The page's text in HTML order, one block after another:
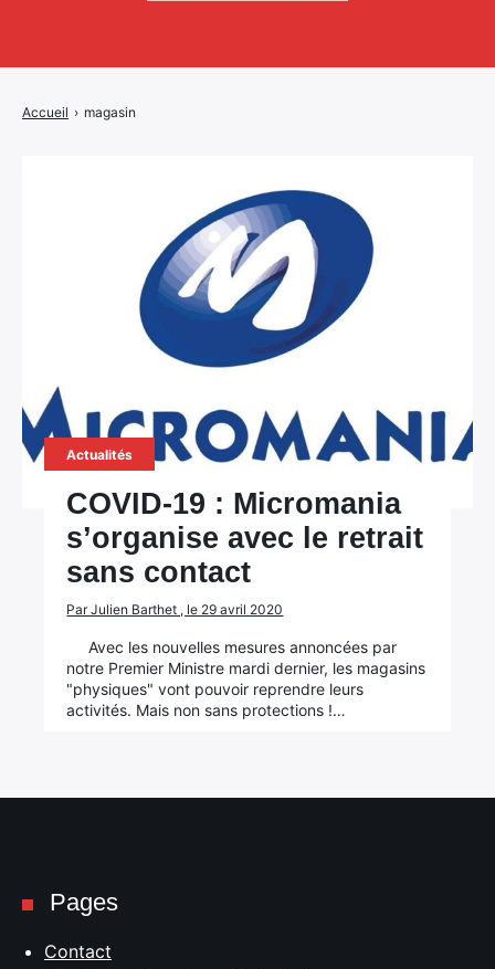
Accueil › magasin
Actualités
COVID-19 : Micromania
s’organise avec le retrait
sans contact
Par Julien Barthet , le 29 avril 2020
Avec les nouvelles mesures annoncées par
notre Premier Ministre mardi dernier, les magasins
"physiques" vont pouvoir reprendre leurs
activités. Mais non sans protections !…
Pages
Contact